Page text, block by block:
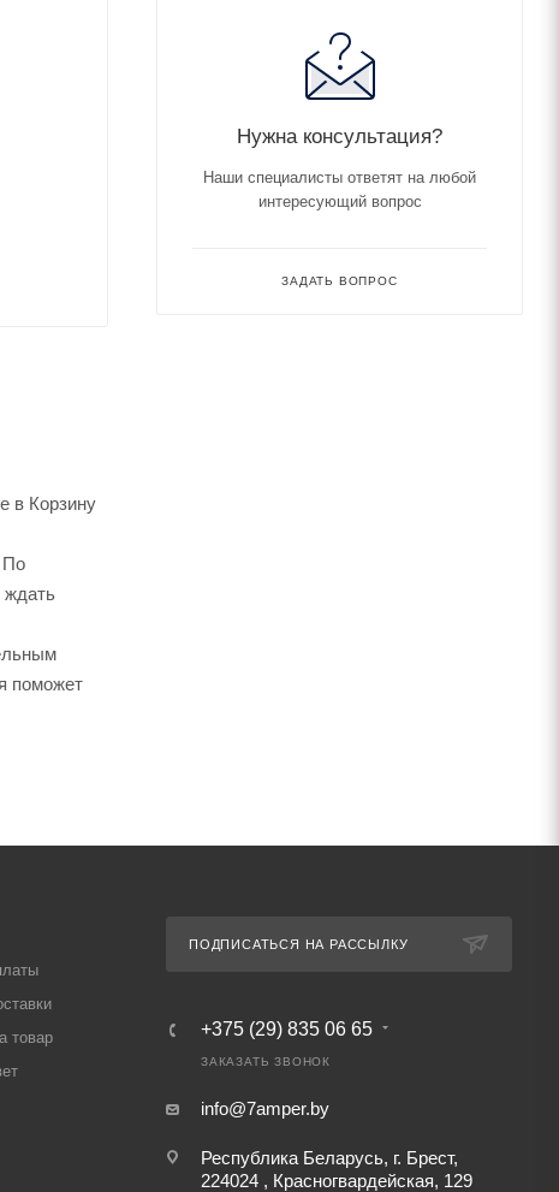
в Корзину
По
ждать
поможет
Нужна консультация?
Наши специалисты ответят на любой
интересующий вопрос
ЗАДАТЬ ВОПРОС
товар
ПОДПИСАТЬСЯ НА РАССЫЛКУ
+375 (29) 835 06 65
ЗАКАЗАТЬ ЗВОНОК
info@7amper.by
Республика Беларусь, г. Брест,
224024 , Красногвардейская, 129